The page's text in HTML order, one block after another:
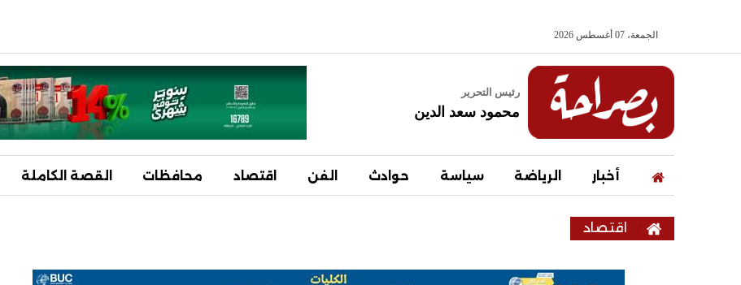
الجمعة، 07 أغسطس 2026
رئيس التحرير
محمود سعد الدين
أخبار الرياضة سياسة حوادث الفن اقتصاد محافظات القصة الكاملة
اقتصاد